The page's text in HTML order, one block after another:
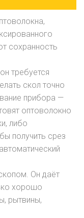
сохранность
требуется
скол точно
прибора —
оптоволокно
либо
получить срез
Он даёт
хорошо
рытвины,